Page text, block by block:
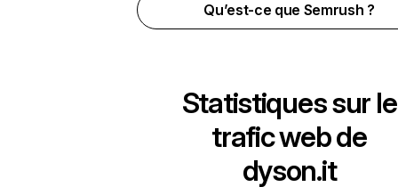
Qu’est-ce que Semrush ?
Statistiques sur le
trafic web de
dyson.it